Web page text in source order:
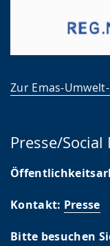
Zur Emas-
Presse/Social
Kontakt: Presse
Bitte besuchen